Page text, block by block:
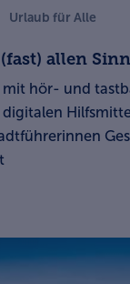
Urlaub für Alle
allen
mit hör- und
digitalen